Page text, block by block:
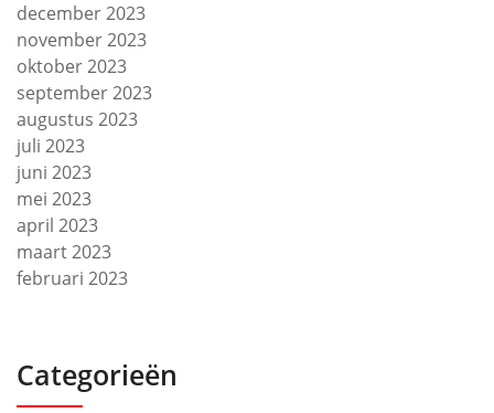
december 2023
november 2023
oktober 2023
september 2023
augustus 2023
juli 2023
juni 2023
mei 2023
april 2023
maart 2023
februari 2023
Categorieën